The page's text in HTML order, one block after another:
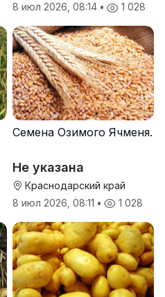
8 июл 2026, 08:14 • 1 028
Семена Озимого Ячменя.
Не указана
Краснодарский край
8 июл 2026, 08:11 • 1 028